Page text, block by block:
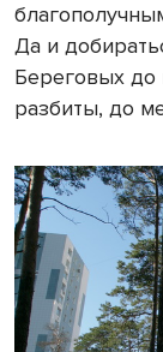
Да и
Береговых до
разбиты, до